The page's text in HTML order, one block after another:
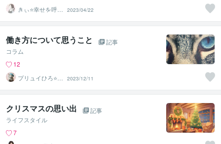
きぃ⭐️幸せを呼び
込むふわっと女
神⭐️
2023/04/22
働き方について思うこと
記事
コラム
12
プリュイひろ⭐️占
い鑑定士
2023/12/11
クリスマスの思い出
記事
ライフスタイル
7